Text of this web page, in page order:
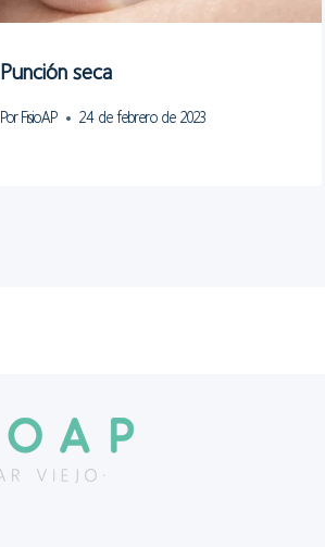
Punción seca
Por FisioAP 24 de febrero de 2023